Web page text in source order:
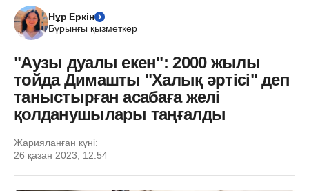
Нұр Еркін
Бұрынғы қызметкер
"Аузы дуалы екен": 2000 жылы
тойда Димашты "Халық әртісі" деп
таныстырған асабаға желі
қолданушылары таңғалды
Жарияланған күні:
26 қазан 2023, 12:54